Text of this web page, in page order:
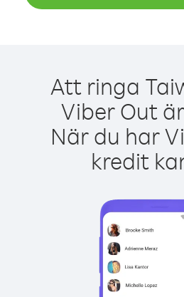
Att ringa
Viber Out
När du har
kredit